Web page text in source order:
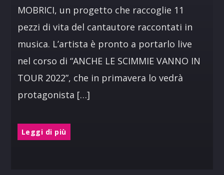
MOBRICI, un progetto che raccoglie 11
pezzi di vita del cantautore raccontati in
musica. L’artista è pronto a portarlo live
nel corso di “ANCHE LE SCIMMIE VANNO IN
TOUR 2022”, che in primavera lo vedrà
protagonista […]
Leggi di più